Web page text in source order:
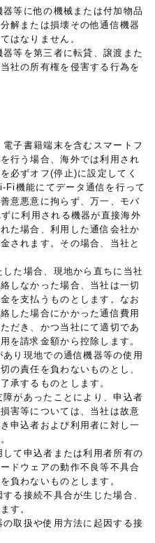
等に他の機械または付加物品
解または損壊その他通信機器
はなりません。
等を第三者に転貸、譲渡また
社の所有権を侵害する行為を
子書籍端末を含むスマートフ
行う場合、海外では利用され
必ずオフ(停止)に設定してく
Fi機能にてデータ通信を行って
意悪意に拘らず、万一、モバ
に利用される機器が直接海外
た場合、利用した通信会社か
されます。その場合、当社と
た場合、現地から直ちに当社
しなかった場合、当社は一切
を支払うものとします。なお
した場合にかかった通信費用
だき、かつ当社にて適切であ
を請求金額から控除します。
り現地での通信機器等の使用
の責任を負わないものとし、
承するものとします。
があったことにより、申込者
害等については、当社は故意
申込者および利用者に対し一
て申込者または利用者所有の
ドウェアの動作不良等不具合
負わないものとします。
る接続不具合が生じた場合、
す。
取扱や使用方法に起因する接